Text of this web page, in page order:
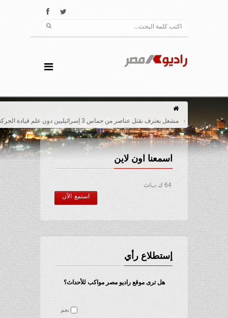
مشعل يعترف بقتل عناصر من حماس 3 إسرائيليين دون علم قيادة الحركة
اسمعنا اون لاين
64 ك ب/ث
استمع الآن
إستطلاع رأي
هل ترى موقع راديو مصر مواكب للأحداث؟
نعم